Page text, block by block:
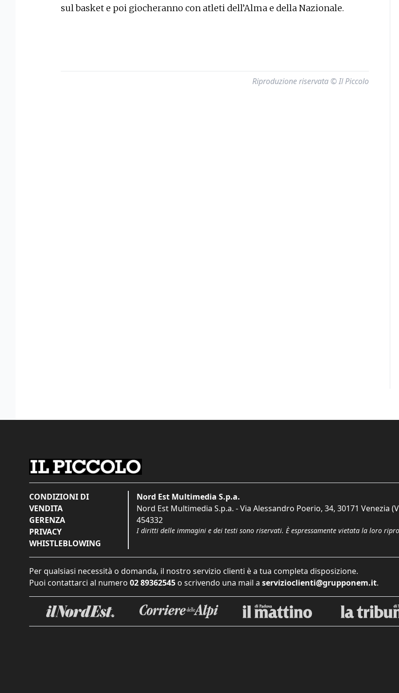
sul basket e poi giocheranno con atleti dell’Alma e della Nazionale.
Riproduzione riservata © Il Piccolo
CONDIZIONI DI
VENDITA
GERENZA
PRIVACY
WHISTLEBLOWING
Nord Est Multimedia S.p.a.
Nord Est Multimedia S.p.a. - Via Alessandro Poerio, 34, 30171 Venezia
454332
I diritti delle immagini e dei testi sono riservati. È espressamente vietata la loro
Per qualsiasi necessità o domanda, il nostro servizio clienti è a tua completa disposizione.
Puoi contattarci al numero 02 89362545 o scrivendo una mail a servizioclienti@grupponem.it.